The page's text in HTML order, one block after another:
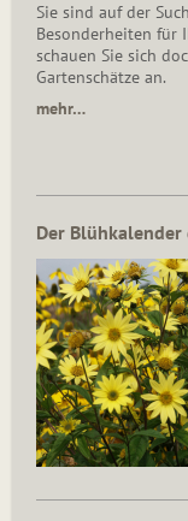
Sie sind auf der
Besonderheiten für
schauen Sie sich
Gartenschätze an.
mehr…
Der Blühkalender